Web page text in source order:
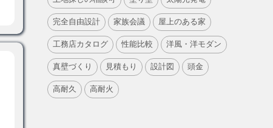
完全自由設計 家族会議 屋上のある家
工務店カタログ 性能比較 洋風・洋モダン
真壁づくり 見積もり 設計図 頭金
高耐久 高耐火